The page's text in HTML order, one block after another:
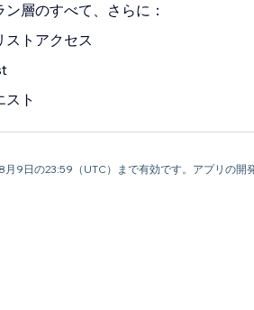
ン層のすべて、さらに：
ストアクセス
スト
9日の23:59（UTC）まで有効です。アプリの開